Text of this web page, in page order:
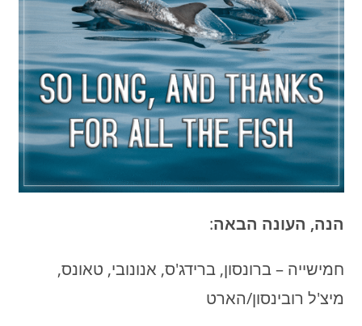
הנה, העונה הבאה:
חמישייה – ברונסון, ברידג'ס, אנונובי, טאונס,
מיצ'ל רובינסון/הארט